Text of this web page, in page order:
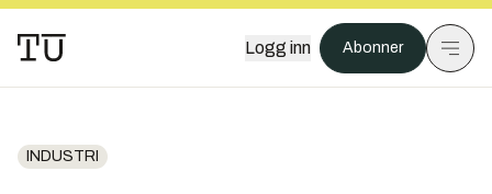
Logg inn Abonner
INDUSTRI